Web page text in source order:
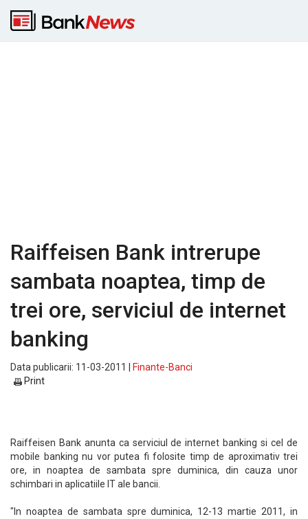
Raiffeisen Bank intrerupe
sambata noaptea, timp de
trei ore, serviciul de internet
banking
Data publicarii: 11-03-2011 |
Finante-Banci
Print
Raiffeisen Bank anunta ca serviciul de internet banking si cel de
mobile banking nu vor putea fi folosite timp de aproximativ trei
ore, in noaptea de sambata spre duminica, din cauza unor
schimbari in aplicatiile IT ale bancii.
"In noaptea de sambata spre duminica, 12-13 martie 2011, in